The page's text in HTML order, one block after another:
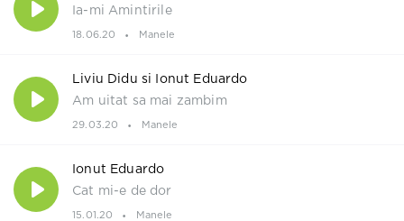
Ia-mi Amintirile
18.06.20 Manele
Liviu Didu si Ionut Eduardo
Am uitat sa mai zambim
29.03.20 Manele
Ionut Eduardo
Cat mi-e de dor
15.01.20 Manele